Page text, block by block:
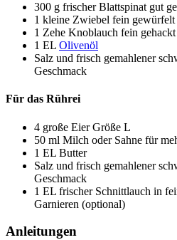
300 g frischer Blattspinat gut
1 kleine Zwiebel fein gewürfelt
1 Zehe Knoblauch fein
1 EL Olivenöl
Salz und frisch gemahlener
Geschmack
Für das Rührei
4 große Eier Größe L
50 ml Milch oder Sahne für
1 EL Butter
Salz und frisch gemahlener
Geschmack
1 EL frischer Schnittlauch in
Garnieren (optional)
Anleitungen